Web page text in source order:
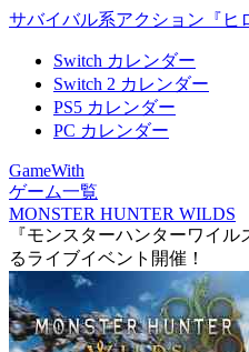
サバイバル系アクション『ヒ
Switch カレンダー
Switch 2 カレンダー
PS5 カレンダー
PC カレンダー
GameWith
ゲーム一覧
MONSTER HUNTER WILDS
『モンスターハンターワイ
るライブイベント開催！